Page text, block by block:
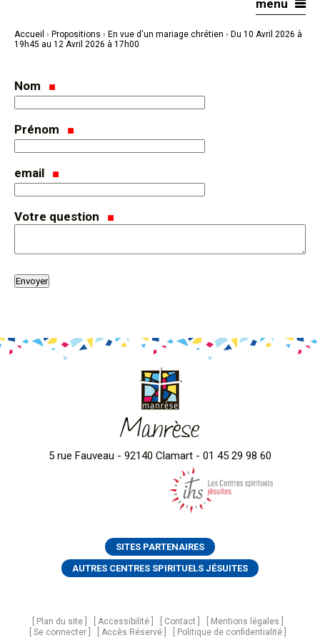
menu
Accueil › Propositions › En vue d'un mariage chrétien › Du 10 Avril 2026 à
19h45 au 12 Avril 2026 à 17h00
Nom
Prénom
email
Votre question
Manrèse
5 rue Fauveau - 92140 Clamart - 01 45 29 98 60
SITES PARTENAIRES
AUTRES CENTRES SPIRITUELS JÉSUITES
Plan du site Accessibilité Contact
Mentions légales
Se connecter
Accès Réservé Politique de confidentialité